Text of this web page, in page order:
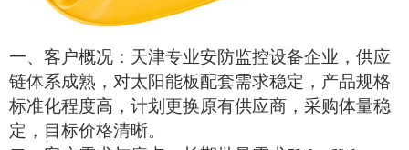
一、客户概况：天津专业安防监控设备企业，供应
链体系成熟，对太阳能板配套需求稳定，产品规格
标准化程度高，计划更换原有供应商，采购体量稳
定，目标价格清晰。